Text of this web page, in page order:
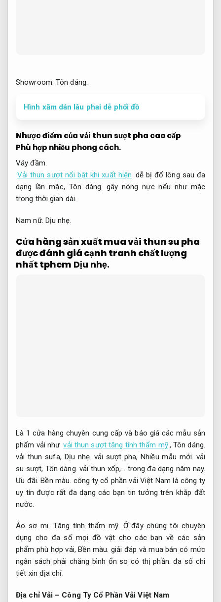
Showroom. Tôn dáng.
Hình xăm dán lâu phai dễ phối đồ
Nhược điểm của vải thun sượt pha cao cấp
Phù hợp nhiều phong cách.
Váy đầm.
Vải thun sượt nổi bật khi xuất hiện dễ bị đổ lông sau đa
dạng lần mặc, Tôn dáng. gây nóng nực nếu như mặc
trong thời gian dài.
Nam nữ. Dịu nhẹ.
Cửa hàng sản xuất mua vải thun su pha
được đánh giá cạnh tranh chất lượng
nhất tphcm Dịu nhẹ.
Là 1 cửa hàng chuyên cung cấp và báo giá các mẫu sản
phẩm vải như vải thun sượt tăng tính thẩm mỹ,Tôn dáng.
vải thun sufa, Dịu nhẹ. vải sượt pha,Nhiều mẫu mới. vải
su sượt, Tôn dáng. vải thun xốp,… trong đa dạng năm nay.
Ưu đãi. Bền màu. công ty cổ phần vải Việt Nam là công ty
uy tín được rất đa dạng các bạn tin tưởng trên khắp đất
nước.
Áo sơ mi. Tăng tính thẩm mỹ. Ở đây chúng tôi chuyên
dụng cho đa số mọi đồ vật cho các bạn về các sản
phẩm phù hợp vải,Bền màu. giải đáp và mua bán có mức
ngân sách phải chăng bình ổn so có thị phần. đa số chi
tiết xin địa chỉ:
Địa chỉ Vải – Công Ty Cổ Phần Vải Việt Nam